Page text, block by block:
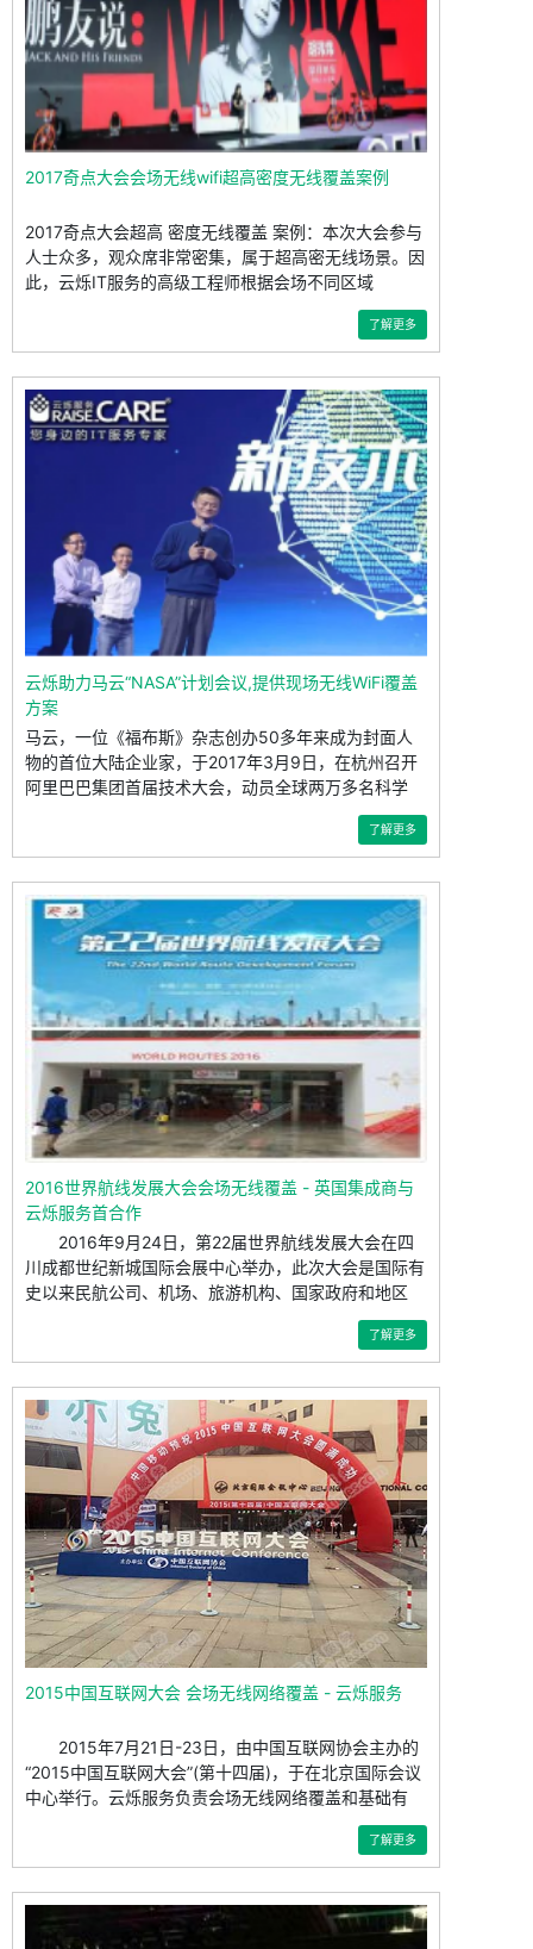
2017奇点大会会场无线wifi超高密度无线覆盖案例
2017奇点大会超高 密度无线覆盖 案例：本次大会参与
人士众多，观众席非常密集，属于超高密无线场景。因
此，云烁IT服务的高级工程师根据会场不同区域
了解更多
云烁助力马云“NASA”计划会议,提供现场无线WiFi覆盖
方案
马云，一位《福布斯》杂志创办50多年来成为封面人
物的首位大陆企业家，于2017年3月9日，在杭州召开
阿里巴巴集团首届技术大会，动员全球两万多名科学
了解更多
2016世界航线发展大会会场无线覆盖 - 英国集成商与
云烁服务首合作
2016年9月24日，第22届世界航线发展大会在四
川成都世纪新城国际会展中心举办，此次大会是国际有
史以来民航公司、机场、旅游机构、国家政府和地区
了解更多
2015中国互联网大会 会场无线网络覆盖 - 云烁服务
2015年7月21日-23日，由中国互联网协会主办的
“2015中国互联网大会”(第十四届)，于在北京国际会议
中心举行。云烁服务负责会场无线网络覆盖和基础有
了解更多